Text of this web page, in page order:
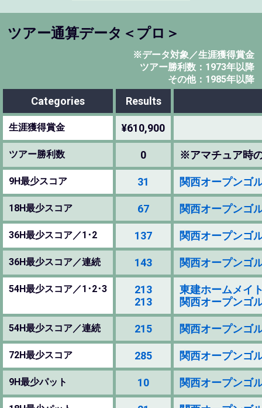
ツアー通算データ＜プロ＞
※データ対象／生涯獲得賞金
ツアー勝利数：1973年以降
その他：1985年以降
Categories Results
生涯獲得賞金 ¥610,900
ツアー勝利数 0 ※アマチュア時
9H最少スコア 31 関西オープンゴ
18H最少スコア 67 関西オープンゴ
36H最少スコア／1･2 137 関西オープンゴ
36H最少スコア／連続 143 関西オープンゴ
54H最少スコア／1･2･3
213
213
東建ホームメイ
関西オープンゴ
54H最少スコア／連続 215 関西オープンゴ
72H最少スコア 285 関西オープンゴ
9H最少パット 10 関西オープンゴ